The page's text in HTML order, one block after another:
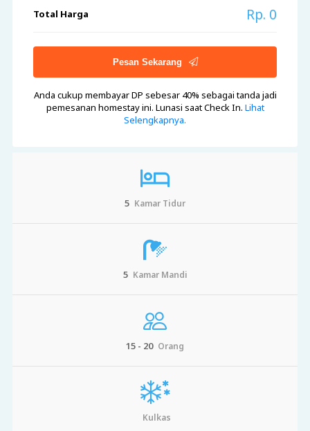
Total Harga Rp. 0
Pesan Sekarang
Anda cukup membayar DP sebesar 40% sebagai tanda jadi
pemesanan homestay ini. Lunasi saat Check In. Lihat
Selengkapnya.
5 Kamar Tidur
5 Kamar Mandi
15 - 20 Orang
Kulkas